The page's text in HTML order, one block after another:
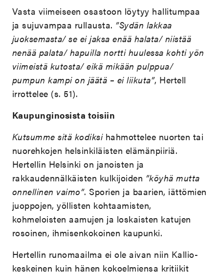
Vasta viimeiseen osastoon löytyy hallitumpaa
ja sujuvampaa rullausta. ”Sydän lakkaa
juoksemasta/ se ei jaksa enää halata/ niistää
nenää palata/ hapuilla nortti huulessa kohti yön
viimeistä kutosta/ eikä mikään pulppua/
pumpun kampi on jäätä – ei liikuta”, Hertell
irrottelee (s. 51).
Kaupunginosista toisiin
Kutsumme sitä kodiksihahmottelee nuorten tai
nuorehkojen helsinkiläisten elämänpiiriä.
Hertellin Helsinki on janoisten ja
rakkaudennälkäisten kulkijoiden ”köyhä mutta
onnellinen vaimo”. Sporien ja baarien, iättömien
juoppojen, yöllisten kohtaamisten,
kohmeloisten aamujen ja loskaisten katujen
rosoinen, ihmisenkokoinen kaupunki.
Hertellin runomaailma ei ole aivan niin Kallio-
keskeinen kuin hänen kokoelmiensa kritiikit